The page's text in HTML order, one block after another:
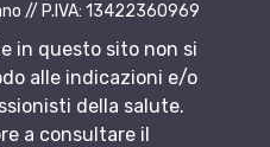
// P.IVA: 13422360969
in questo sito non si
alle indicazioni e/o
della salute.
a consultare il